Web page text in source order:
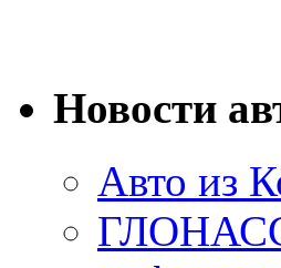
Новости
Авто из
ГЛОНАСС